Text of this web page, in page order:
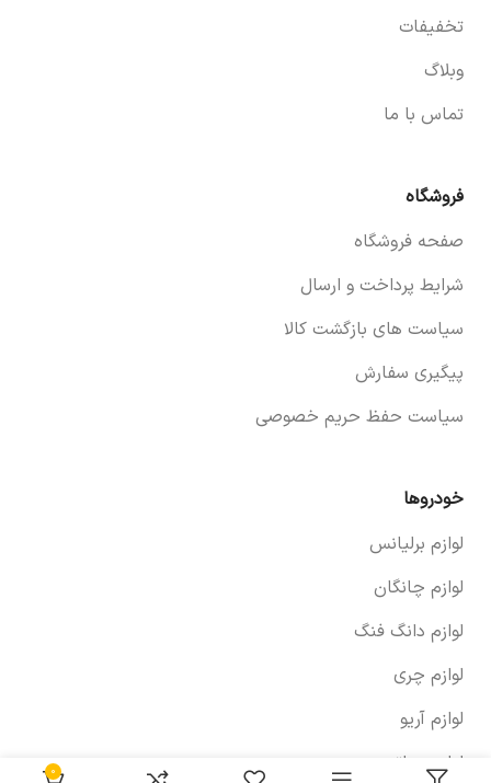
تخفیفات
وبلاگ
تماس با ما
فروشگاه
صفحه فروشگاه
شرایط پرداخت و ارسال
سیاست های بازگشت کالا
پیگیری سفارش
سیاست حفظ حریم خصوصی
خودروها
لوازم برلیانس
لوازم چانگان
لوازم دانگ فنگ
لوازم چری
لوازم آریو
لوازم سراتو
0